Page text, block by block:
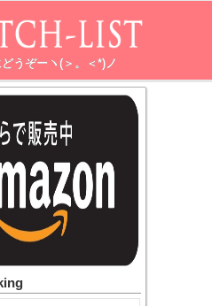
うぞーヽ(＞。＜*)ノ